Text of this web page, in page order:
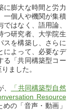
に膨大な時間と労力
一個人や機関が集積
はなく、語用論、
つ研究者、大学院生
スを構築し、さらに
によって、必要なデ
る「共同構築型コー
ました。
「共同構築型自然
Resource
の「音声・動画」